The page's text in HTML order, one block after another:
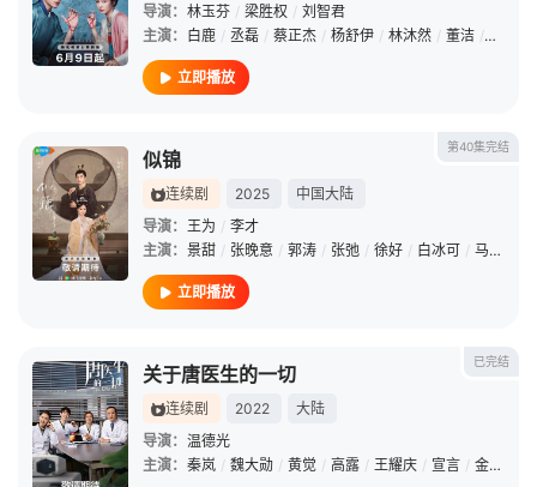
导演： 林玉芬 / 梁胜权 / 刘智君
主演： 白鹿 / 丞磊 / 蔡正杰 / 杨舒伊 / 林沐然 / 董洁 / 宣言
立即播放
第40集完结
似锦
连续剧 2025
中国大陆
导演： 王为 / 李才
主演： 景甜 / 张晚意 / 郭涛 / 张弛 / 徐好 / 白冰可 / 马苏
立即播放
已完结
关于唐医生的一切
连续剧 2022
大陆
导演： 温德光
主演： 秦岚 / 魏大勋 / 黄觉 / 高露 / 王耀庆 / 宣言 / 金泽灏